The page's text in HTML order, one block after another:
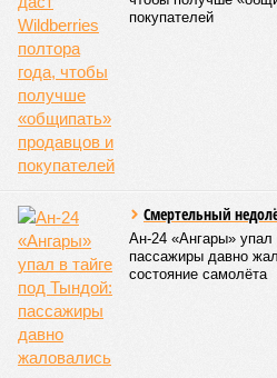
Александр Моор, губернатор Тюменской
В Тюмени беда – в разгар лета
России осталась без воды.
нельзя не то что пить, даже для
получается – текущая из крана
Причиной ухудшения качества
снижение уровня кислорода в
водозабор. Но возмущает
катаклизм. Первые жалобы на
ещё в середине июля. Однако,
проблему, власти традиционно
ничего не произошло. Масла в